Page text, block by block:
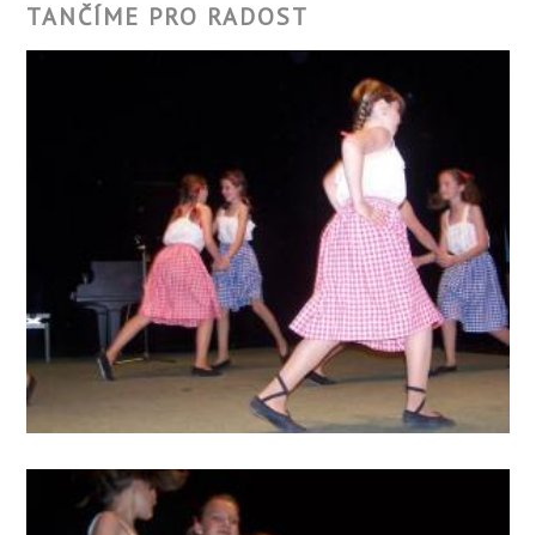
TANČÍME PRO RADOST